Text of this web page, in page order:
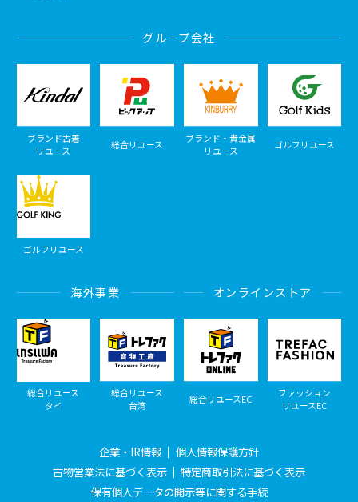
グループ会社
ブランド古着
リユース
総合リユース
ブランド・貴金属
リユース
ゴルフリユース
ゴルフリユース
海外事業
総合リユース
タイ
総合リユース
台湾
オンラインストア
総合リユースEC
ファッション
リユースEC
企業・IR情報
個人情報保護方針
古物営業法に基づく表示
特定商取引法に基づく表示
保有個人データの開示等に関する手続